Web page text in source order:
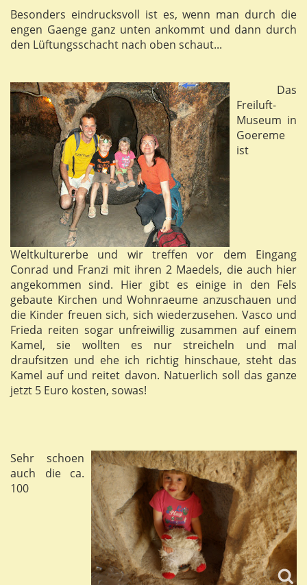
Besonders eindrucksvoll ist es, wenn man durch die
engen Gaenge ganz unten ankommt und dann durch
den Lüftungsschacht nach oben schaut...
Das
Freiluft-
Museum in
Goereme
ist
Weltkulturerbe und wir treffen vor dem Eingang
Conrad und Franzi mit ihren 2 Maedels, die auch hier
angekommen sind. Hier gibt es einige in den Fels
gebaute Kirchen und Wohnraeume anzuschauen und
die Kinder freuen sich, sich wiederzusehen. Vasco und
Frieda reiten sogar unfreiwillig zusammen auf einem
Kamel, sie wollten es nur streicheln und mal
draufsitzen und ehe ich richtig hinschaue, steht das
Kamel auf und reitet davon. Natuerlich soll das ganze
jetzt 5 Euro kosten, sowas!
Sehr schoen
auch die ca.
100